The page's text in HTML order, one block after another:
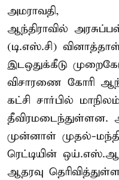
அமராவதி,
ஆந்திராவில்
(டி.எஸ்.சி)
இடஒதுக்கீடு
விசாரணை கோரி
கட்சி சார்பில்
தீவிரமடைந்துள்ளன.
முன்னாள் முதல்-
ரெட்டியின்
ஆதரவு